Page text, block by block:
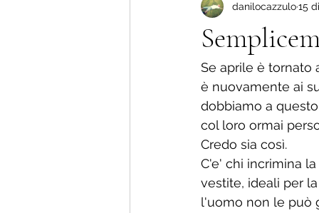
Più amore che dolore ! La
Storie di vita.
danilocazzulo15
Se aprile è tornato
è nuovamente ai
dobbiamo a
col loro ormai
Credo sia così.
C'e' chi incrimina
vestite, ideali per
l'uomo non le può